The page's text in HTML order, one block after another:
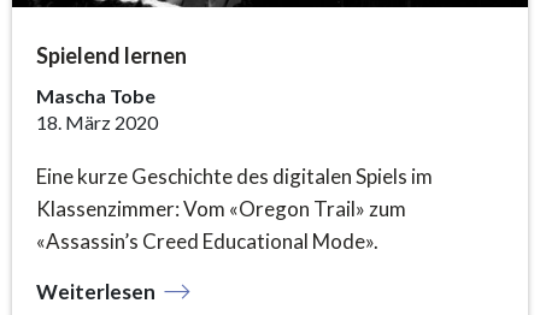
Spielend lernen
Mascha Tobe
18. März 2020
Eine kurze Geschichte des digitalen Spiels im
Klassenzimmer: Vom «Oregon Trail» zum
«Assassin’s Creed Educational Mode».
Weiterlesen